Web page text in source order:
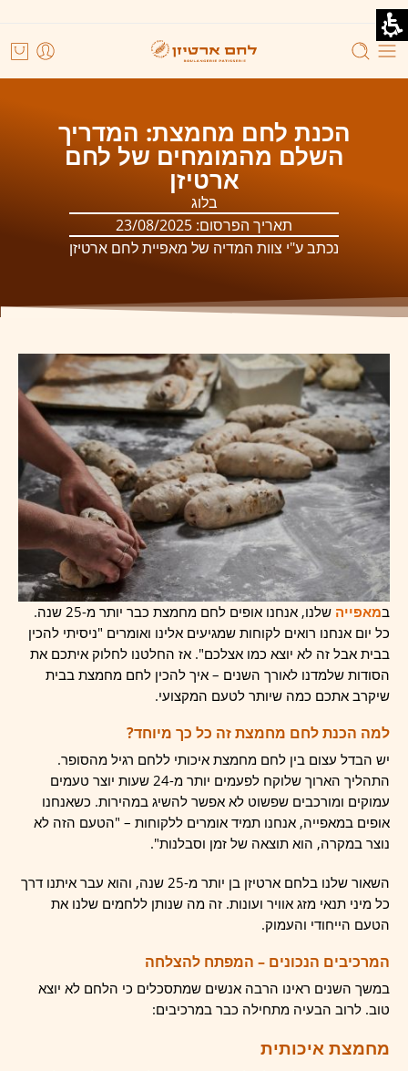
הכנת לחם מחמצת: המדריך
השלם מהמומחים של לחם
ארטיזן
בלוג
תאריך הפרסום: 23/08/2025
נכתב ע"י צוות המדיה של מאפיית לחם ארטיזן
במאפייה
שלנו, אנחנו אופים לחם מחמצת כבר יותר מ-25 שנה.
כל יום אנחנו רואים לקוחות שמגיעים אלינו ואומרים "ניסיתי להכין
בבית אבל זה לא יוצא כמו אצלכם". אז החלטנו לחלוק איתכם את
הסודות שלמדנו לאורך השנים – איך להכין לחם מחמצת בבית
שיקרב אתכם כמה שיותר לטעם המקצועי.
למה הכנת לחם מחמצת זה כל כך מיוחד?
יש הבדל עצום בין לחם מחמצת איכותי ללחם רגיל מהסופר.
התהליך הארוך שלוקח לפעמים יותר מ-24 שעות יוצר טעמים
עמוקים ומורכבים שפשוט לא אפשר להשיג במהירות. כשאנחנו
אופים במאפייה, אנחנו תמיד אומרים ללקוחות – "הטעם הזה לא
נוצר במקרה, הוא תוצאה של זמן וסבלנות".
השאור שלנו בלחם ארטיזן בן יותר מ-25 שנה, והוא עבר איתנו דרך
כל מיני תנאי מזג אוויר ועונות. זה מה שנותן ללחמים שלנו את
הטעם הייחודי והעמוק.
המרכיבים הנכונים – המפתח להצלחה
במשך השנים ראינו הרבה אנשים שמתסכלים כי הלחם לא יוצא
טוב. לרוב הבעיה מתחילה כבר במרכיבים:
מחמצת איכותית